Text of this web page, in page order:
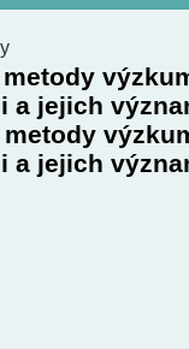
a jejich
a jejich